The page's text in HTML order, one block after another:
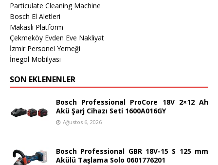
Particulate Cleaning Machine
Bosch El Aletleri
Makaslı Platform
Çekmeköy Evden Eve Nakliyat
İzmir Personel Yemeği
İnegöl Mobilyası
SON EKLENENLER
Bosch Professional ProCore 18V 2×12 Ah
Akü Şarj Cihazı Seti 1600A016GY
Ağustos 6, 2026
Bosch Professional GBR 18V-15 S 125 mm
Akülü Taşlama Solo 0601776201